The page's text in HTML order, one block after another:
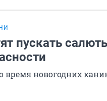
пускать
время новогодних